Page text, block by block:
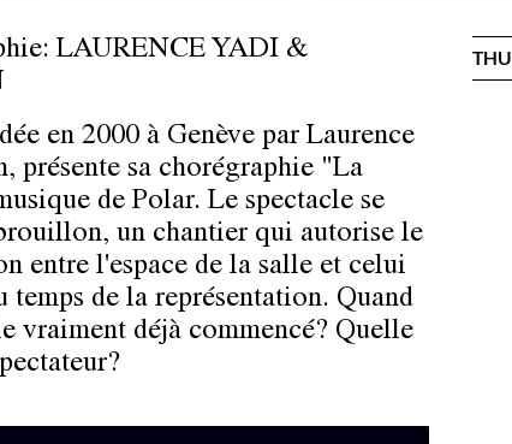
LAURENCE YADI &
en 2000 à Genève par Laurence
présente sa chorégraphie "La
de Polar. Le spectacle se
un chantier qui autorise le
entre l'espace de la salle et celui
temps de la représentation. Quand
vraiment déjà commencé? Quelle